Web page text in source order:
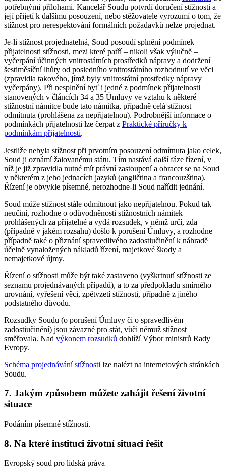
potřebnými přílohami. Kancelář Soudu potvrdí doručení stížnosti a
její přijetí k dalšímu posouzení, nebo stěžovatele vyrozumí o tom, že
stížnost pro nerespektování formálních požadavků nelze projednat.
Je-li stížnost projednatelná, Soud posoudí splnění podmínek
přijatelnosti stížnosti, mezi které patří – nikoli však výlučně –
vyčerpání účinných vnitrostátních prostředků nápravy a dodržení
šestiměsíční lhůty od posledního vnitrostátního rozhodnutí ve věci
(zpravidla takového, jímž byly vnitrostátní prostředky nápravy
vyčerpány). Při nesplnění byť i jedné z podmínek přijatelnosti
stanovených v článcích 34 a 35 Úmluvy ve vztahu k některé
stížnostní námitce bude tato námitka, případně celá stížnost
odmítnuta (prohlášena za nepřijatelnou). Podrobnější informace o
podmínkách přijatelnosti lze čerpat z Praktické příručky k
podmínkám přijatelnosti.
Jestliže nebyla stížnost při prvotním posouzení odmítnuta jako celek,
Soud ji oznámí žalovanému státu. Tím nastává další fáze řízení, v
níž je již zpravidla nutné mít právní zastoupení a obracet se na Soud
v některém z jeho jednacích jazyků (angličtina a francouzština).
Řízení je obvykle písemné, nerozhodne-li Soud nařídit jednání.
Soud může stížnost stále odmítnout jako nepřijatelnou. Pokud tak
neučiní, rozhodne o odůvodněnosti stížnostních námitek
prohlášených za přijatelné a vydá rozsudek, v němž určí, zda
(případně v jakém rozsahu) došlo k porušení Úmluvy, a rozhodne
případně také o přiznání spravedlivého zadostiučinění k náhradě
účelně vynaložených nákladů řízení, majetkové škody a
nemajetkové újmy.
Řízení o stížnosti může být také zastaveno (vyškrtnutí stížnosti ze
seznamu projednávaných případů), a to za předpokladu smírného
urovnání, vyřešení věci, zpětvzetí stížnosti, případně z jiného
podstatného důvodu.
Rozsudky Soudu (o porušení Úmluvy či o spravedlivém
zadostiučinění) jsou závazné pro stát, vůči němuž stížnost
směřovala. Nad výkonem rozsudků dohlíží Výbor ministrů Rady
Evropy.
Schéma projednávání stížnosti lze nalézt na internetových stránkách
Soudu.
7. Jakým způsobem můžete zahájit řešení životní
situace
Podáním písemné stížnosti.
8. Na které instituci životní situaci řešit
Evropský soud pro lidská práva